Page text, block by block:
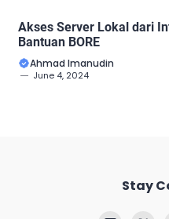
Akses Server Lokal dari
Bantuan BORE
Ahmad Imanudin
June 4, 2024
Stay